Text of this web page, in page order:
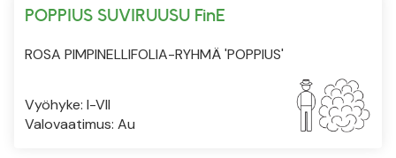
POPPIUS SUVIRUUSU FinE
ROSA PIMPINELLIFOLIA-RYHMÄ 'POPPIUS'
Vyöhyke: I-VII
Valovaatimus: Au